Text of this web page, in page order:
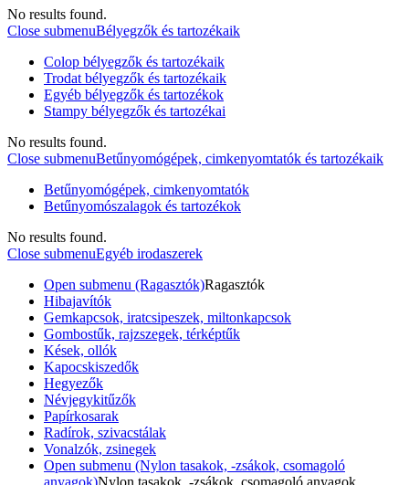
No results found.
Close submenuBélyegzők és tartozékaik
Colop bélyegzők és tartozékaik
Trodat bélyegzők és tartozékaik
Egyéb bélyegzők és tartozékok
Stampy bélyegzők és tartozékai
No results found.
Close submenuBetűnyomógépek, cimkenyomtatók és tartozékaik
Betűnyomógépek, cimkenyomtatók
Betűnyomószalagok és tartozékok
No results found.
Close submenuEgyéb irodaszerek
Open submenu (Ragasztók)Ragasztók
Hibajavítók
Gemkapcsok, iratcsipeszek, miltonkapcsok
Gombostűk, rajzszegek, térképtűk
Kések, ollók
Kapocskiszedők
Hegyezők
Névjegykitűzők
Papírkosarak
Radírok, szivacstálak
Vonalzók, zsinegek
Open submenu (Nylon tasakok, -zsákok, csomagoló
anyagok)Nylon tasakok, -zsákok, csomagoló anyagok